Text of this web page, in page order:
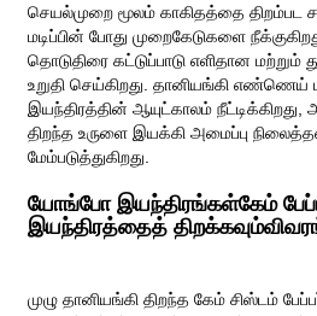
செயல்முறை மூலம் காகிதத்தை திறம்பட
மடிப்பின் போது முறைகேடுகளை
தொடுதிரை கட்டுப்பாடு எளிதான மற்றும்
உறுதி செய்கிறது. தானியங்கி எண்ணெய்
இயந்திரத்தின் ஆயுட்காலம் நீட்டிக்கிறது,
திறந்த உருளை இயக்கி அமைப்பு
மேம்படுத்துகிறது.
யோங்போ இயந்திரங்கள்கேம்
இயந்திரத்தைத் திறக்கவும்
முழு தானியங்கி திறந்த கேம் சிஸ்டம்